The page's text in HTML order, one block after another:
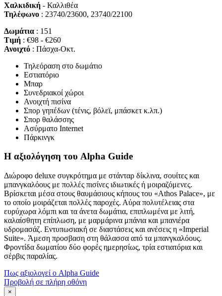
Χαλκιδική - Καλλιθέα
Τηλέφωνο : 23740/23600, 23740/22100
Δωμάτια : 151
Τιμή : €98 - €260
Ανοιχτό : Πάσχα-Οκτ.
Τηλεόραση στο δωμάτιο
Εστιατόριο
Μπαρ
Συνεδριακοί χώροι
Ανοιχτή πισίνα
Σπορ γηπέδων (τένις, βόλεϊ, μπάσκετ κ.λπ.)
Σπορ θαλάσσης
Ασύρματο Internet
Πάρκινγκ
Η αξιολόγηση του Alpha Guide
Διώροφο deluxe συγκρότημα με στάνταρ δίκλινα, σουίτες και
μπανγκαλόους με πολλές πισίνες ιδιωτικές ή μοιραζόμενες.
Βρίσκεται μέσα στους θαυμάσιους κήπους του «Athos Palace», με
το οποίο μοιράζεται πολλές παροχές. Αύρα πολυτέλειας στα
ευρύχωρα λόμπι και τα άνετα δωμάτια, επιπλωμένα με λιτή,
καλαίσθητη επίπλωση, με μαρμάρινα μπάνια και μπανιέρα
υδρομασάζ. Εντυπωσιακή σε διαστάσεις και ανέσεις η «Ιmperial
Suite». Άμεση προσβαση στη θάλασσα από τα μπανγκαλόους.
Φροντίδα δωματίου δύο φορές ημερησίως, τρία εστιατόρια και
σέρβις παραλίας.
Πως αξιολογεί ο Alpha Guide
Προβολή σε πλήρη οθόνη
×